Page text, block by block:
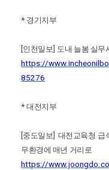
* 경기지부
[인천일보] 도내 늘봄 실무
https://
85276
*대전지부
[중도일보] 대전교육청 급
무환경에 매년 거리로
https://